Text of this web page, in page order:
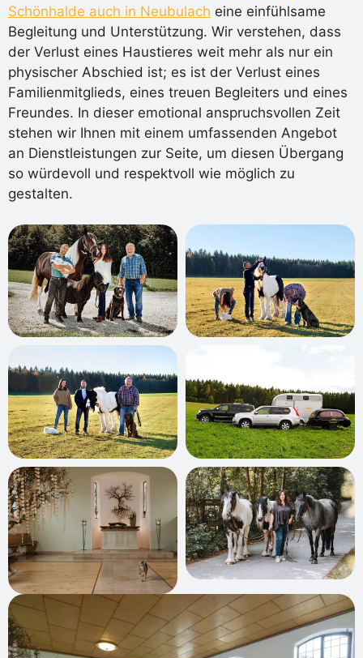
Schönhalde auch in Neubulach eine einfühlsame
Begleitung und Unterstützung. Wir verstehen, dass
der Verlust eines Haustieres weit mehr als nur ein
physischer Abschied ist; es ist der Verlust eines
Familienmitglieds, eines treuen Begleiters und eines
Freundes. In dieser emotional anspruchsvollen Zeit
stehen wir Ihnen mit einem umfassenden Angebot
an Dienstleistungen zur Seite, um diesen Übergang
so würdevoll und respektvoll wie möglich zu
gestalten.